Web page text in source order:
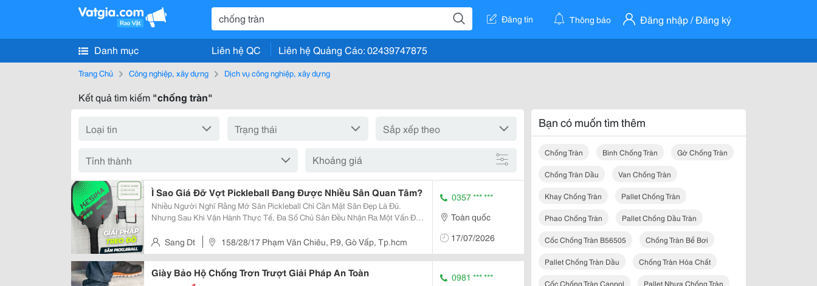
Đăng tin Thông báo Đăng nhập / Đăng ký
Danh mục Liên hệ QC Liên hệ Quảng Cáo: 02439747875
Trang Chủ Công nghiệp, xây dựng Dịch vụ công nghiệp, xây dựng
Kết quả tìm kiếm "chống tràn"
Khoảng giá
Ì Sao Giá Đỡ Vợt Pickleball Đang Được Nhiều Sân Quan Tâm?
Nhiều Người Nghĩ Rằng Mở Sân Pickleball Chỉ Cần Mặt Sân Đẹp Là Đủ.
Nhưng Sau Khi Vận Hành Thực Tế, Đa Số Chủ Sân Đều Nhận Ra Một Vấn Đề
Đất, Balo Treo Tạm Lên Lưới, Chai Nước Để...
Sang Dt 158/28/17 Phạm Văn Chiêu, P.9, Gò Vấp, Tp.hcm
0357 *** ***
Toàn quốc
17/07/2026
Giày Bảo Hộ Chống Trơn Trượt Giải Pháp An Toàn
0981 *** ***
Bạn có muốn tìm thêm
Chống Tràn Bình Chống Tràn Gờ Chống Tràn
Chống Tràn Dầu Van Chống Tràn
Khay Chống Tràn Pallet Chống Tràn
Phao Chống Tràn Pallet Chống Dầu Tràn
Cốc Chống Tràn B56505 Chống Tràn Bể Bơi
Pallet Chống Tràn Dầu Chống Tràn Hóa Chất
Cốc Chống Tràn Canpol Pallet Nhựa Chống Tràn